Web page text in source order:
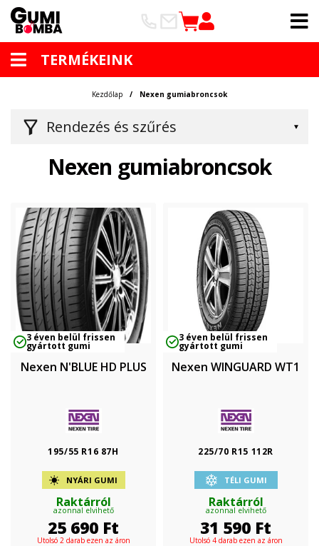
TERMÉKEINK
Rendezés és szűrés
Kezdőlap Nexen gumiabroncsok
Nexen gumiabroncsok
3 éven belül frissen
gyártott gumi
Nexen N'BLUE HD PLUS
195/55 R16 87H
NYÁRI GUMI
Raktárról
azonnal elvihető
25 690 Ft
Utolsó 2 darab ezen az áron
3 éven belül frissen
gyártott gumi
Nexen WINGUARD WT1
225/70 R15 112R
TÉLI GUMI
Raktárról
azonnal elvihető
31 590 Ft
Utolsó 4 darab ezen az áron